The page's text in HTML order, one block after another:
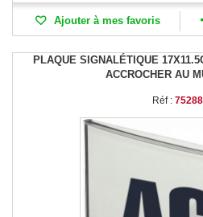
Ajouter à mes favoris
PLAQUE SIGNALÉTIQUE
ACCROCHER AU
Réf :